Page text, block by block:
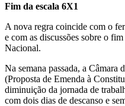
Fim da escala 6X1
A nova regra coincide com o
e com as discussões sobre o
Nacional.
Na semana passada, a Câmara
(Proposta de Emenda à
diminuição da jornada de
com dois dias de descanso e